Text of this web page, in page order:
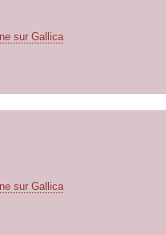
sur Gallica
sur Gallica